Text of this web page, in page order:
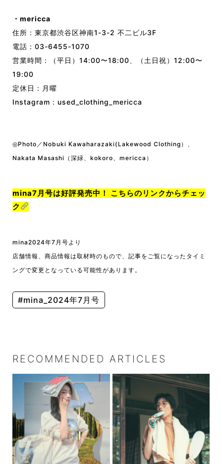
・mericca
住所：東京都渋谷区神南1-3-2 不二ビル3F
電話：03-6455-1070
営業時間：（平日）14:00〜18:00、（土日祝）12:00〜
19:00
定休日：月曜
Instagram： used_clothing_mericca
◎Photo／Nobuki Kawaharazaki(Lakewood Clothing）、
Nakata Masashi（深緑、kokoro、mericca）
mina7月号は好評発売中！ こちらのリンクからチェッ
ク
mina2024年7月号より
店舗情報、商品情報は取材時のもので、記事をご覧になったタイミ
ングで変更となっている可能性があります。
#mina_2024年7月号
RECOMMENDED ARTICLES